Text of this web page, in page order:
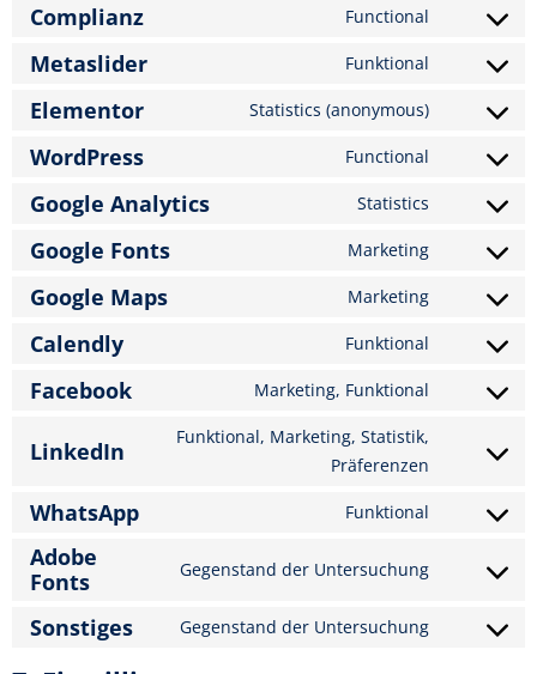
Complianz Functional
Metaslider Funktional
Elementor Statistics (anonymous)
WordPress Functional
Google Analytics Statistics
Google Fonts Marketing
Google Maps Marketing
Calendly Funktional
Facebook Marketing, Funktional
LinkedIn
Funktional, Marketing, Statistik,
Präferenzen
WhatsApp Funktional
Adobe
Fonts
Gegenstand der Untersuchung
Sonstiges Gegenstand der Untersuchung